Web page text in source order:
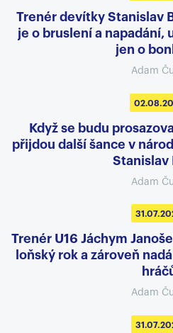
Trenér devítky Stanislav
je o bruslení a napadání,
jen o
Adam
Když se budu
přijdou další šance v
Stanislav
Adam
Trenér U16 Jáchym
loňský rok a zároveň
Adam